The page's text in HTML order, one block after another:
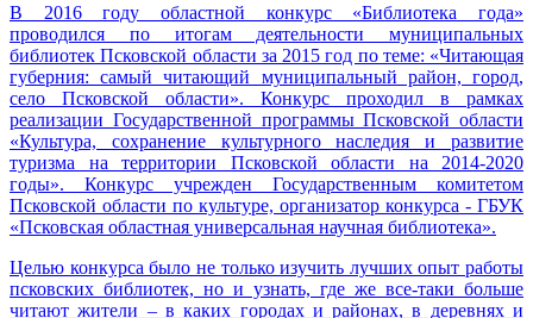
В 2016 году областной конкурс «Библиотека года»
проводился по итогам деятельности муниципальных
библиотек Псковской области за 2015 год по теме: «Читающая
губерния: самый читающий муниципальный район, город,
село Псковской области». Конкурс проходил в рамках
реализации Государственной программы Псковской области
«Культура, сохранение культурного наследия и развитие
туризма на территории Псковской области на 2014-2020
годы». Конкурс учрежден Государственным комитетом
Псковской области по культуре, организатор конкурса - ГБУК
«Псковская областная универсальная научная библиотека».
Целью конкурса было не только изучить лучших опыт работы
псковских библиотек, но и узнать, где же все-таки больше
читают жители – в каких городах и районах, в деревнях и